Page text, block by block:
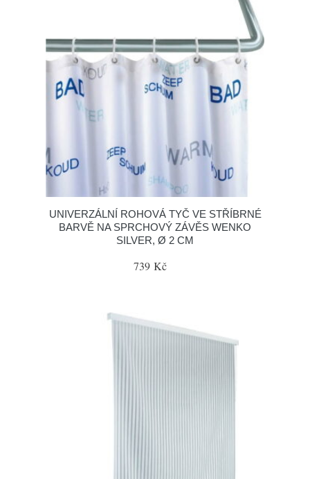
UNIVERZÁLNÍ ROHOVÁ TYČ VE STŘÍBRNÉ
BARVĚ NA SPRCHOVÝ ZÁVĚS WENKO
SILVER, Ø 2 CM
739 Kč